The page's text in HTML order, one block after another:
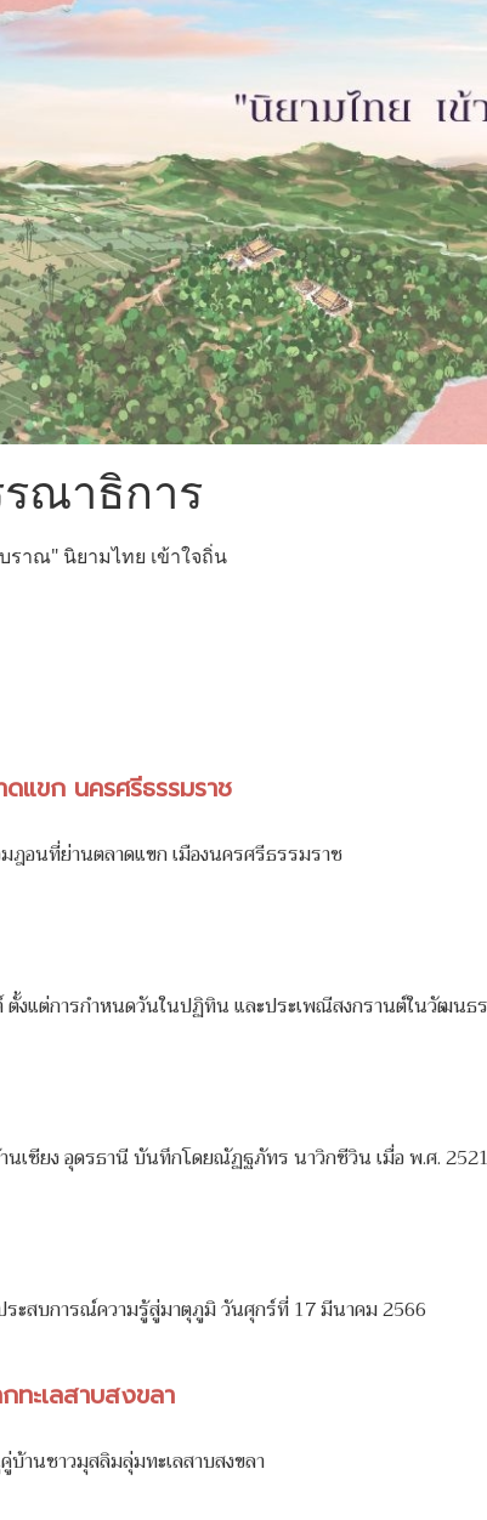
ณาธิการ
ราณ" นิยามไทย เข้าใจถิ่น
แขก นครศรีธรรมราช
ฎอนที่ย่านตลาดแขก เมืองนครศรีธรรมราช
ตั้งแต่การกำหนดวันในปฏิทิน และประเพณีสงกรานต์ในวัฒนธ
นเชียง อุดรธานี บันทึกโดยณัฏฐภัทร นาวิกชีวิน เมื่อ พ.ศ.
ะสบการณ์ความรู้สู่มาตุภูมิ วันศุกร์ที่ 17 มีนาคม 2566
ทะเลสาบสงขลา
บ้านชาวมุสลิมลุ่มทะเลสาบสงขลา